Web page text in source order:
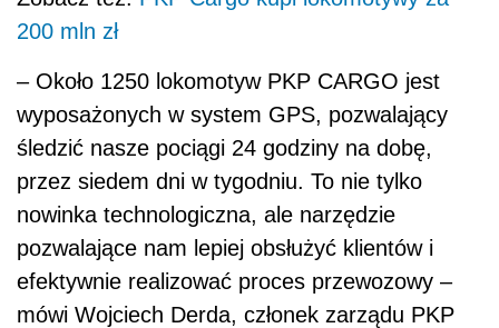
200 mln zł
– Około 1250 lokomotyw PKP CARGO jest
wyposażonych w system GPS, pozwalający
śledzić nasze pociągi 24 godziny na dobę,
przez siedem dni w tygodniu. To nie tylko
nowinka technologiczna, ale narzędzie
pozwalające nam lepiej obsłużyć klientów i
efektywnie realizować proces przewozowy –
mówi Wojciech Derda, członek zarządu PKP